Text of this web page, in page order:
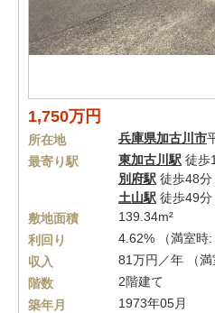
1,750万円
所在地 兵庫県加古川市
最寄り駅
東加古川駅 徒歩
別府駅 徒歩48分
土山駅 徒歩49分
敷地面積
139.34m²
利回り
4.62% （満室時:
収入
81万円／年 （満
階数
2階建て
築年月
1973年05月